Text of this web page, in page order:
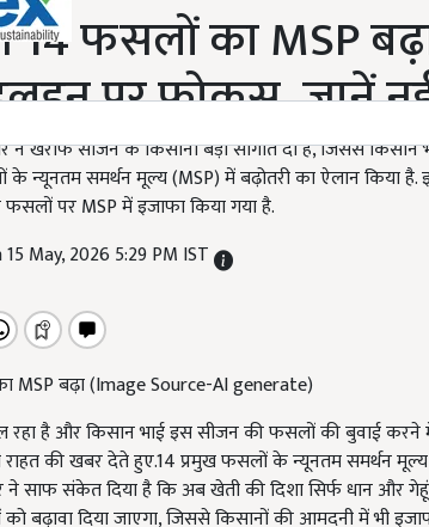
फसलों का MSP
पर फोकस, जानें
ने खरीफ सीजन के किसानों बड़ी सौगात दी है, जिससे
न्यूनतम समर्थन मूल्य (MSP) में बढ़ोतरी का ऐलान किया है.
पर MSP में इजाफा किया गया है.
May, 2026 5:29 PM IST
MSP बढ़ा (Image Source-AI generate)
है और किसान भाई इस सीजन की फसलों की बुवाई करने
की खबर देते हुए.14 प्रमुख फसलों के न्यूनतम समर्थन
संकेत दिया है कि अब खेती की दिशा सिर्फ धान और गेहूं
बढ़ावा दिया जाएगा, जिससे किसानों की आमदनी में भी